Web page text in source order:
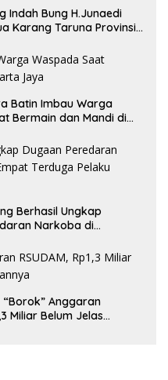
Indah Bung H.Junaedi
Batin Imbau Warga
Bermain dan Mandi di
Berhasil Ungkap
Narkoba di
“Borok” Anggaran
Miliar Belum Jelas